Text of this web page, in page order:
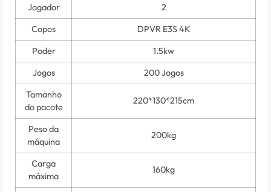
Jogador
2
Copos
DPVR E3S 4K
Poder
1.5kw
Jogos
200 Jogos
Tamanho
do pacote
220*130*215cm
Peso da
máquina
200kg
Carga
máxima
160kg